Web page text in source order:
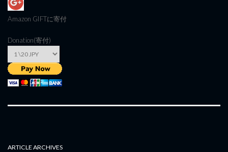
Amazon GIFTに寄付
Donation(寄付)
ARTICLE ARCHIVES